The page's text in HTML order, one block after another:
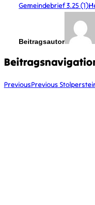
Gemeindebrief 3.25 (1)
Beitragsautor
PreviousPrevious